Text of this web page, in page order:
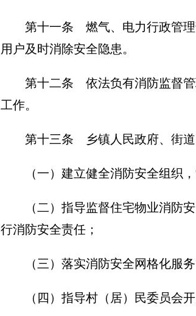
第十一条 燃气、电力行政管理
用户及时消除安全隐患。
第十二条 依法负有消防监督管
工作。
第十三条 乡镇人民政府、街道
（一）建立健全消防安全组织
（二）指导监督住宅物业消防
行消防安全责任；
（三）落实消防安全网格化服
（四）指导村（居）民委员会